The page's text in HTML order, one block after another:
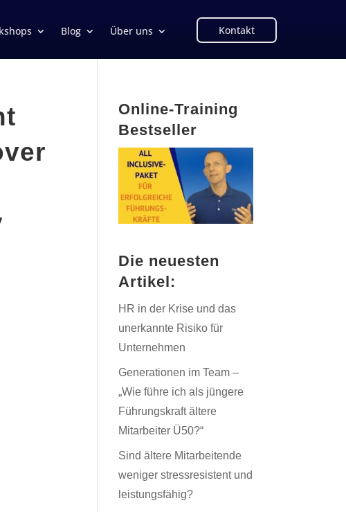
Blog Über uns Kontakt
Online-Training
Bestseller
Die neuesten
Artikel:
HR in der Krise und das
unerkannte Risiko für
Unternehmen
Generationen im Team –
„Wie führe ich als jüngere
Führungskraft ältere
Mitarbeiter Ü50?“
Sind ältere Mitarbeitende
weniger stressresistent und
leistungsfähig?